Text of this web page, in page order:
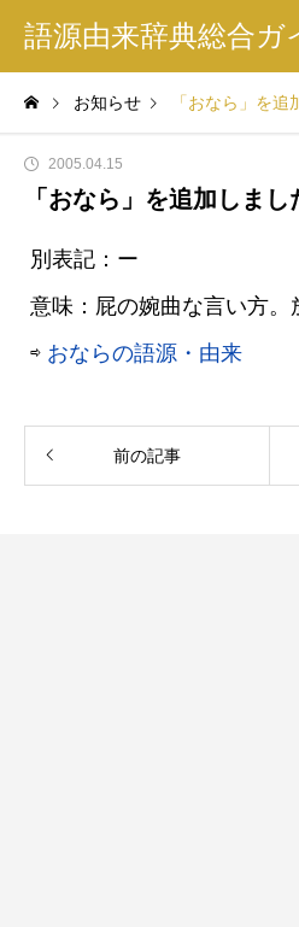
語源由来辞典総合ガ
お知らせ 「おなら」を追
2005.04.15
「おなら」を追加しまし
別表記：ー
意味：屁の婉曲な言い方。
⇨ おならの語源・由来
前の記事